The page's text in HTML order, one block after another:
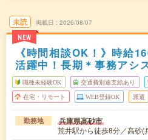
未読
NEW
掲載日 2026/08/07
《時間相談OK！》時給
活躍中！長期＊事務アシ
職種未経験OK 交通費別途支給あり
在宅・リモート WEB登録OK 派遣
勤務地 兵庫県高砂市
荒井駅から徒歩8分／高砂(